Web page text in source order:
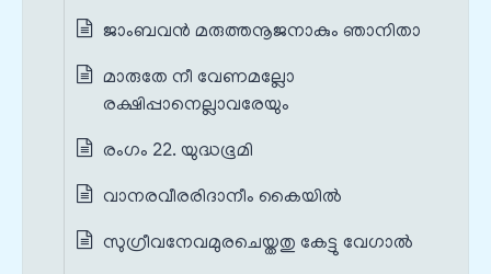
ജാംബവൻ മരുത്തനൂജനാകും ഞാനിതാ
മാരുതേ നീ വേണമല്ലോ
രക്ഷിപ്പാനെല്ലാവരേയും
രംഗം 22. യുദ്ധഭൂമി
വാനരവീരരിദാനീം കൈയിൽ
സുഗ്രീവനേവമുരചെയ്തതു കേട്ടു വേഗാൽ